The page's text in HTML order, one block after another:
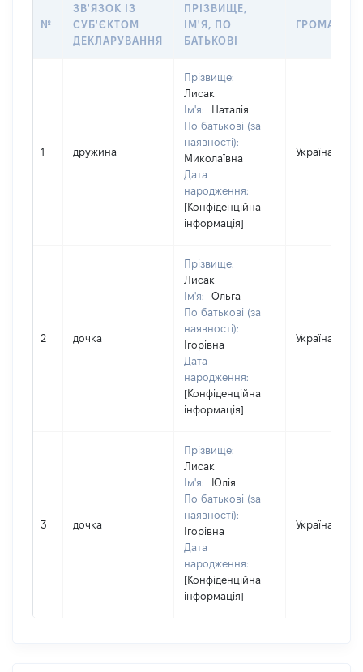
№
ЗВ'ЯЗОК ІЗ
СУБ'ЄКТОМ
ДЕКЛАРУВАННЯ
ПРІЗВИЩЕ,
ІМ'Я, ПО
БАТЬКОВІ
1 дружина
Прізвище:
Лисак
Ім'я:
Наталія
По батькові (за
наявності):
Миколаївна
Дата
народження:
[Конфіденційна
інформація]
Україна
2 дочка
Прізвище:
Лисак
Ім'я:
Ольга
По батькові (за
наявності):
Ігорівна
Дата
народження:
[Конфіденційна
інформація]
Україна
3 дочка
Прізвище:
Лисак
Ім'я:
Юлія
По батькові (за
наявності):
Ігорівна
Дата
народження:
[Конфіденційна
інформація]
Україна